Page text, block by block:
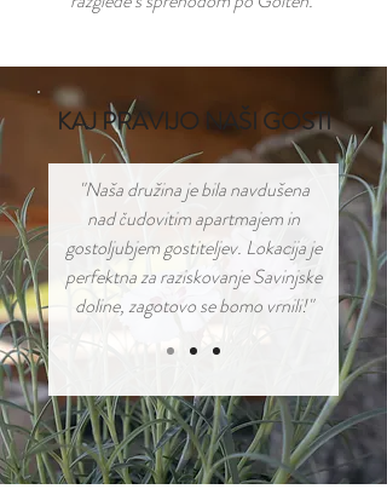
KAJ PRAVIJO NAŠI GOSTI
"Naša družina je bila navdušena
nad čudovitim apartmajem in
gostoljubjem gostiteljev. Lokacija je
perfektna za raziskovanje Savinjske
doline, zagotovo se bomo vrnili!"